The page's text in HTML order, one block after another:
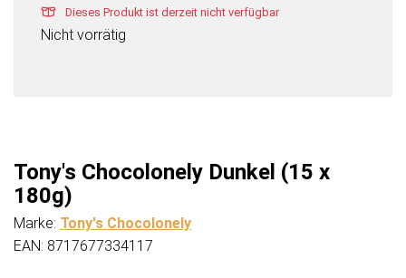
Dieses Produkt ist derzeit nicht verfügbar
Nicht vorrätig
Tony's Chocolonely Dunkel (15 x
180g)
Marke: Tony's Chocolonely
EAN: 8717677334117